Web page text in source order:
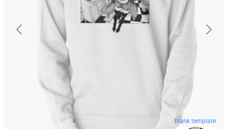
blank template